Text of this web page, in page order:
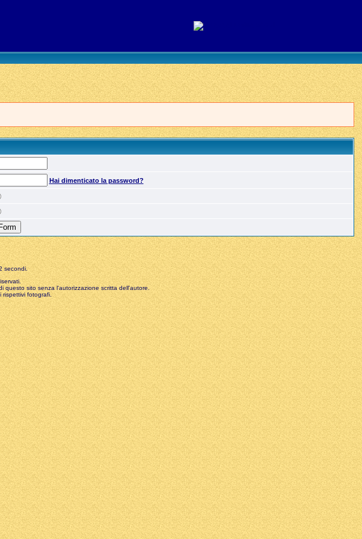
Hai dimenticato la password?
secondi.
sito senza l'autorizzazione scritta dell'autore.
rispettivi fotografi.